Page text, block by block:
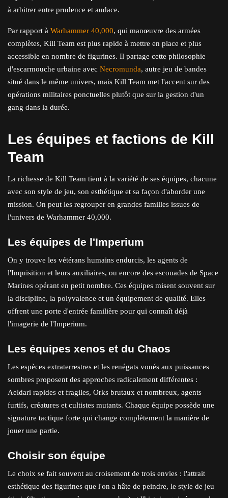
à arbitrer entre prudence et audace.
Par rapport à Warhammer 40,000, qui manœuvre des armées
complètes, Kill Team est plus rapide à mettre en place et plus
accessible en nombre de figurines. Il partage cette philosophie
d'escarmouche urbaine avec Necromunda, autre jeu de bandes
situé dans le même univers, mais Kill Team met l'accent sur des
opérations militaires ponctuelles plutôt que sur la gestion d'un
gang dans la durée.
Les équipes et factions de Kill
Team
La richesse de Kill Team tient à la variété de ses équipes, chacune
avec son style de jeu, son esthétique et sa façon d'aborder une
mission. On peut les regrouper en grandes familles issues de
l'univers de Warhammer 40,000.
Les équipes de l'Imperium
On y trouve les vétérans humains endurcis, les agents de
l'Inquisition et leurs auxiliaires, ou encore des escouades de Space
Marines opérant en petit nombre. Ces équipes misent souvent sur
la discipline, la polyvalence et un équipement de qualité. Elles
offrent une porte d'entrée familière pour qui connaît déjà
l'imagerie de l'Imperium.
Les équipes xenos et du Chaos
Les espèces extraterrestres et les renégats voués aux puissances
sombres proposent des approches radicalement différentes :
Aeldari rapides et fragiles, Orks brutaux et nombreux, agents
furtifs, créatures et cultistes mutants. Chaque équipe possède une
signature tactique forte qui change complètement la manière de
jouer une partie.
Choisir son équipe
Le choix se fait souvent au croisement de trois envies : l'attrait
esthétique des figurines que l'on a hâte de peindre, le style de jeu